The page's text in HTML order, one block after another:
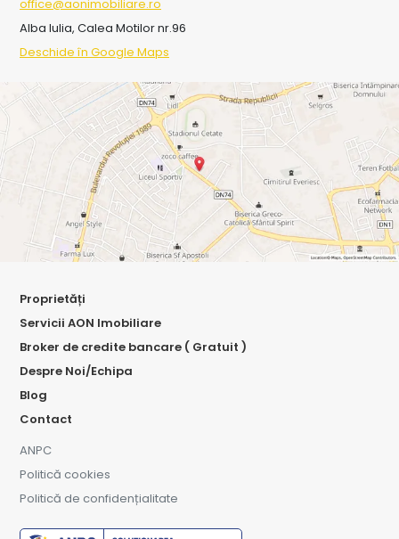
office@aonimobiliare.ro
Alba Iulia, Calea Motilor nr.96
Deschide în Google Maps
Proprietăți
Servicii AON Imobiliare
Broker de credite bancare ( Gratuit )
Despre Noi/Echipa
Blog
Contact
ANPC
Politică cookies
Politică de confidențialitate